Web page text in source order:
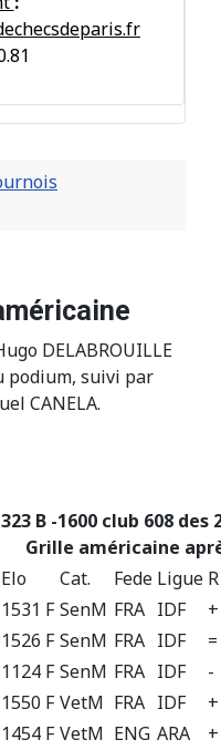
DELABROUILLE
podium, suivi par
CANELA.
323 B -1600 club 608
Grille américaine
Elo Cat. Fede Ligue
1531 F SenM FRA IDF
1526 F SenM FRA IDF
1124 F SenM FRA IDF
-
1550 F VetM FRA IDF
1454 F VetM ENG ARA